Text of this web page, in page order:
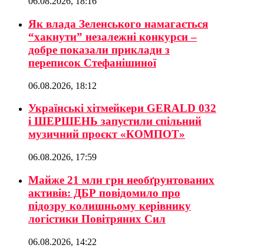
Як влада Зеленського намагається
“хакнути” незалежні конкурси –
добре показали приклади з
переписок Стефанішиної
06.08.2026, 18:12
Українські хітмейкери GERALD 032
і ШЕРШЕНЬ запустили спільний
музичний проєкт «КОМПОТ»
06.08.2026, 17:59
Майже 21 млн грн необґрунтованих
активів: ДБР повідомило про
підозру колишньому керівнику
логістики Повітряних Сил
06.08.2026, 14:22